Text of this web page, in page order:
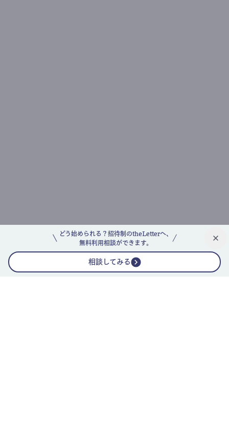
どう始められる？招待制のtheLetterへ、
無料利用相談ができます。
相談してみる